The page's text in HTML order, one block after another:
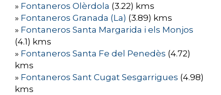
» Fontaneros Olèrdola (3.22) kms
» Fontaneros Granada (La) (3.89) kms
» Fontaneros Santa Margarida i els Monjos
(4.1) kms
» Fontaneros Santa Fe del Penedès (4.72)
kms
» Fontaneros Sant Cugat Sesgarrigues (4.98)
kms